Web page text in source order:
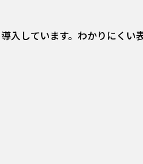
入しています。わかりにく